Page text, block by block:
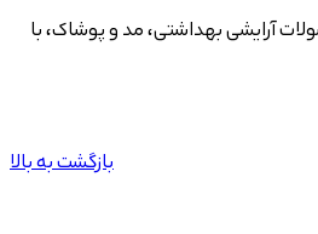
آرایشی بهداشتی، مد و پوشاک، با
بازگشت به بالا